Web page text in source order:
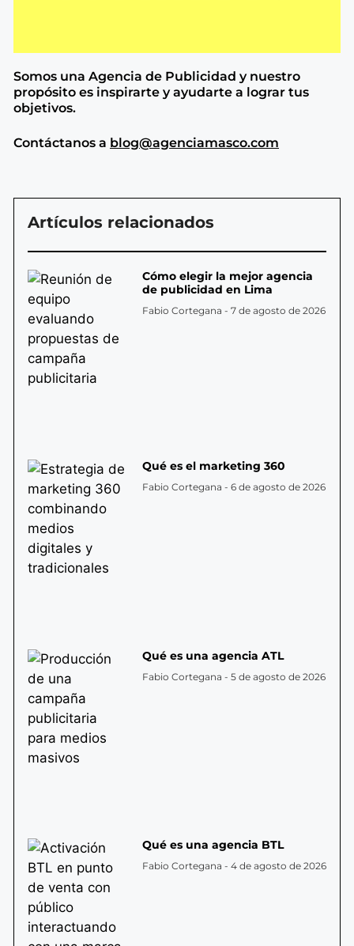
Somos una Agencia de Publicidad y nuestro
propósito es inspirarte y ayudarte a lograr tus
objetivos.
Contáctanos a blog@agenciamasco.com
Artículos relacionados
Cómo elegir la mejor agencia
de publicidad en Lima
Fabio Cortegana 7 de agosto de 2026
Qué es el marketing 360
Fabio Cortegana 6 de agosto de 2026
Qué es una agencia ATL
Fabio Cortegana 5 de agosto de 2026
Qué es una agencia BTL
Fabio Cortegana 4 de agosto de 2026